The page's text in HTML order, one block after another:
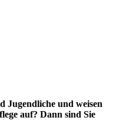
Jugendliche und weisen
auf? Dann sind Sie